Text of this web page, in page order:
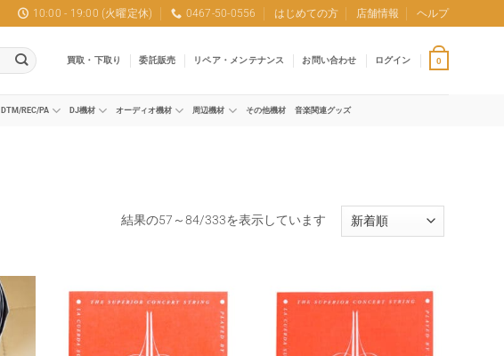
10:00 - 19:00 (火曜定休) 0467-50-0556 はじめての方 店舗情報 ヘルプ
買取・下取り 委託販売 リペア・メンテナンス お問い合わせ ログイン 0
DTM/REC/PA DJ機材 オーディオ機材 周辺機材 その他機材 音楽関連グッズ
結果の57～84/333を表示しています新